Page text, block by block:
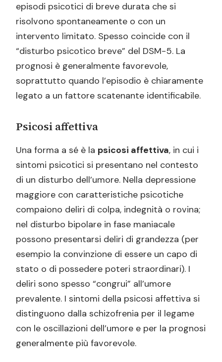
episodi psicotici di breve durata che si
risolvono spontaneamente o con un
intervento limitato. Spesso coincide con il
“disturbo psicotico breve” del DSM-5. La
prognosi è generalmente favorevole,
soprattutto quando l’episodio è chiaramente
legato a un fattore scatenante identificabile.
Psicosi affettiva
Una forma a sé è la psicosi affettiva, in cui i
sintomi psicotici si presentano nel contesto
di un disturbo dell’umore. Nella depressione
maggiore con caratteristiche psicotiche
compaiono deliri di colpa, indegnità o rovina;
nel disturbo bipolare in fase maniacale
possono presentarsi deliri di grandezza (per
esempio la convinzione di essere un capo di
stato o di possedere poteri straordinari). I
deliri sono spesso “congrui” all’umore
prevalente. I sintomi della psicosi affettiva si
distinguono dalla schizofrenia per il legame
con le oscillazioni dell’umore e per la prognosi
generalmente più favorevole.